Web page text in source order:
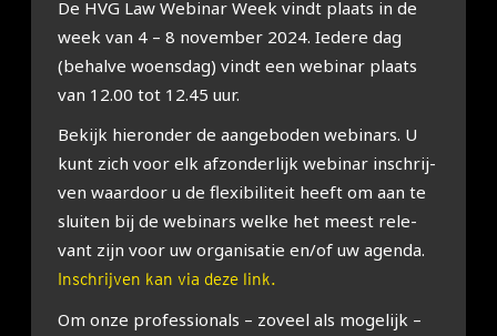
De HVG Law Webi­nar Week vindt plaats in de
week van 4 – 8 novem­ber 2024. Iede­re dag
(behal­ve woens­dag) vindt een webi­nar plaats
van 12.00 tot 12.45 uur.
Bekijk hier­on­der de aan­ge­bo­den webinars. U
kunt zich voor elk afzon­der­lijk webi­nar inschrij­
ven waar­door u de flexi­bi­li­teit heeft om aan te
slui­ten bij de webinars wel­ke het meest rele­
vant zijn voor uw orga­ni­sa­tie en/of uw agen­da.
Inschrijven kan via deze link.
Om onze pro­fes­si­o­nals – zoveel als moge­lijk –